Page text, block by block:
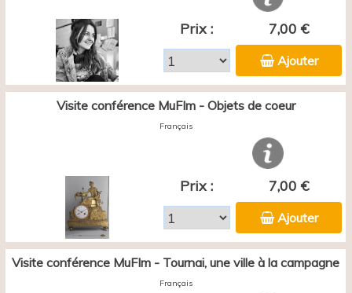
Prix : 7,00 €
Ajouter
Visite conférence MuFIm - Objets de coeur
Français
Prix : 7,00 €
Ajouter
Visite conférence MuFIm - Tournai, une ville à la campagne
Français